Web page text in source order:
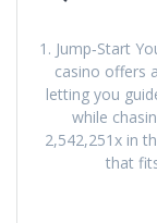
1. Jump‑Start
casino offers
letting you
while
2,542,251x in
that